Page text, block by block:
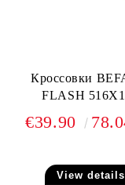
Кроссовки
FLASH
€39.90
View details